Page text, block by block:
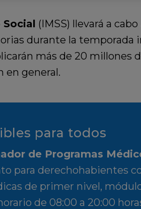
(IMSS) llevará a
durante la temporada
más de 20 millones
en general.
para todos
de Programas
para derechohabientes
de primer nivel,
de 08:00 a 20:00